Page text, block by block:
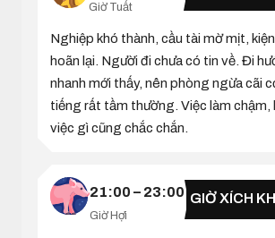
Giờ Tuất
Nghiệp khó thành, cầu tài mờ mịt,
hoãn lại. Người đi chưa có tin về. Đi
nhanh mới thấy, nên phòng ngừa cãi
tiếng rất tầm thường. Việc làm chậm,
việc gì cũng chắc chắn.
21:00 – 23:00
Giờ Hợi
GIỜ XÍCH